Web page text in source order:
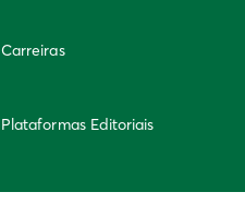
Carreiras
Plataformas Editoriais
Integridade